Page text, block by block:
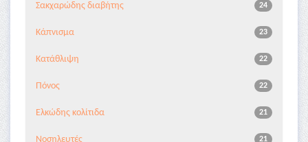
24
Σακχαρώδης διαβήτης
23
Κάπνισμα
22
Κατάθλιψη
22
Πόνος
21
Ελκώδης κολίτιδα
21
Νοσηλευτές